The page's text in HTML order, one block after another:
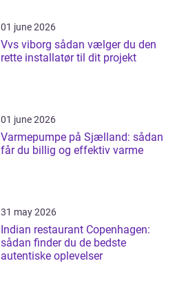
01 june 2026
Vvs viborg sådan vælger du den
rette installatør til dit projekt
01 june 2026
Varmepumpe på Sjælland: sådan
får du billig og effektiv varme
31 may 2026
Indian restaurant Copenhagen:
sådan finder du de bedste
autentiske oplevelser